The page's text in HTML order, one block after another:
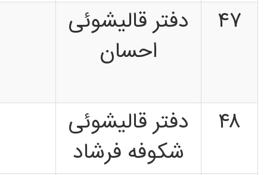
۴۷
دفتر قالیشوئی
احسان
۴۸
دفتر قالیشوئی
شکوفه فرشاد